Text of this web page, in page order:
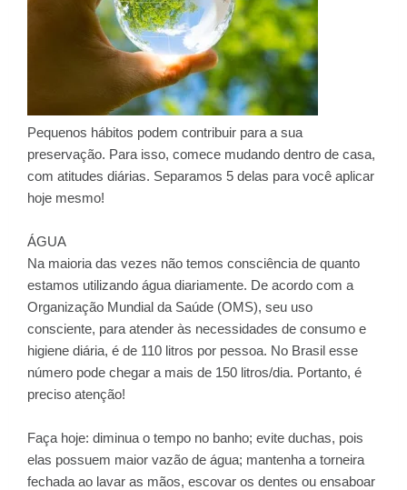
Pequenos hábitos podem contribuir para a sua
preservação. Para isso, comece mudando dentro de casa,
com atitudes diárias. Separamos 5 delas para você aplicar
hoje mesmo!
ÁGUA
Na maioria das vezes não temos consciência de quanto
estamos utilizando água diariamente. De acordo com a
Organização Mundial da Saúde (OMS), seu uso
consciente, para atender às necessidades de consumo e
higiene diária, é de 110 litros por pessoa. No Brasil esse
número pode chegar a mais de 150 litros/dia. Portanto, é
preciso atenção!
Faça hoje: diminua o tempo no banho; evite duchas, pois
elas possuem maior vazão de água; mantenha a torneira
fechada ao lavar as mãos, escovar os dentes ou ensaboar